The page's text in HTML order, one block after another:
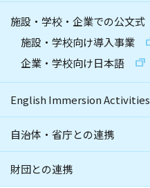
施設・学校・企業での公文式
施設・学校向け導入事業
企業・学校向け日本語
English Immersion Activities
自治体・省庁との連携
財団との連携